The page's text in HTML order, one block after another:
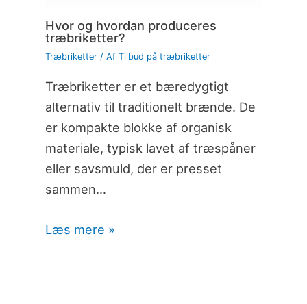
Hvor og hvordan produceres
træbriketter?
Træbriketter/ Af Tilbud på træbriketter
Træbriketter er et bæredygtigt
alternativ til traditionelt brænde. De
er kompakte blokke af organisk
materiale, typisk lavet af træspåner
eller savsmuld, der er presset
sammen…
Læs mere »